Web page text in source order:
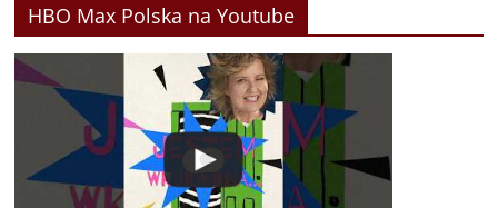
HBO Max Polska na Youtube